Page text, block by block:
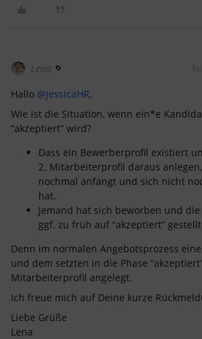
Lena
Hallo @JessicaHR,
Wie ist die Situation, wenn ein*e
“akzeptiert” wird?
Dass ein Bewerberprofil existiert
2. Mitarbeiterprofil daraus
nochmal anfängt und sich nicht
hat.
Jemand hat sich beworben und
ggf. zu früh auf “akzeptiert”
Denn im normalen Angebotsprozess
und dem setzten in die Phase
Mitarbeiterprofil angelegt.
Ich freue mich auf Deine kurze
Liebe Grüße
Lena